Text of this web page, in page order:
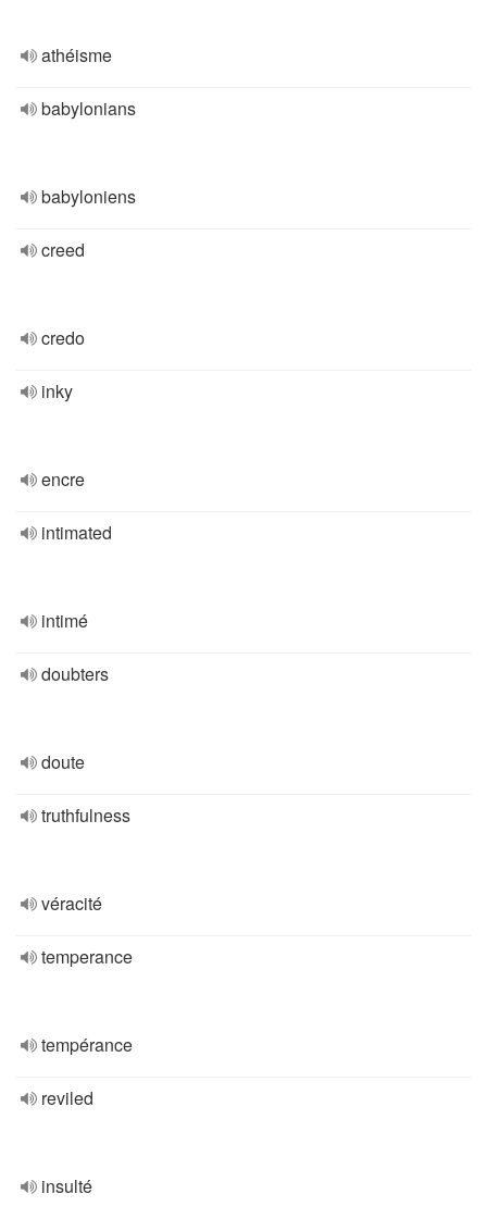
athéisme
babylonians
babyloniens
creed
credo
inky
encre
intimated
intimé
doubters
doute
truthfulness
véracité
temperance
tempérance
reviled
insulté